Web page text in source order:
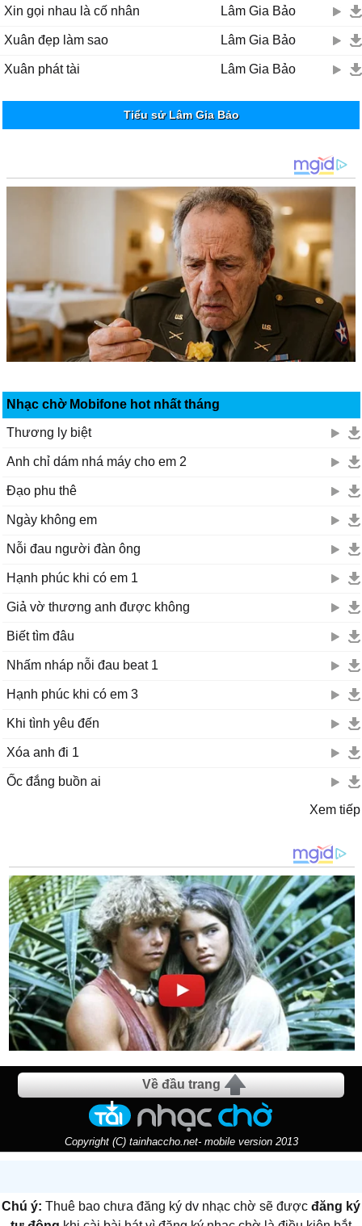
Xin gọi nhau là cố nhân Lâm Gia Bảo
Xuân đẹp làm sao Lâm Gia Bảo
Xuân phát tài Lâm Gia Bảo
Tiểu sử Lâm Gia Bảo
Nhạc chờ Mobifone hot nhất tháng
Thương ly biệt
Anh chỉ dám nhá máy cho em 2
Đạo phu thê
Ngày không em
Nỗi đau người đàn ông
Hạnh phúc khi có em 1
Giả vờ thương anh được không
Biết tìm đâu
Nhấm nháp nỗi đau beat 1
Hạnh phúc khi có em 3
Khi tình yêu đến
Xóa anh đi 1
Ốc đắng buồn ai
Xem tiếp
Về đầu trang
Copyright (C) tainhaccho.net- mobile version 2013
Chú ý: Thuê bao chưa đăng ký dv nhạc chờ sẽ được đăng ký